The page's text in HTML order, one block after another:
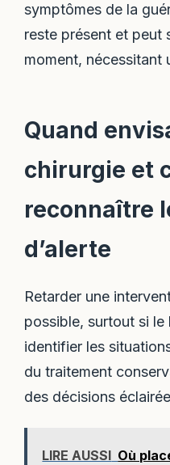
symptômes de la
reste présent et peut
moment, nécessitant
Quand
chirurgie et
reconnaître
d’alerte
Retarder une
possible, surtout si le
identifier les
du traitement
des décisions
LIRE AUSSI Où